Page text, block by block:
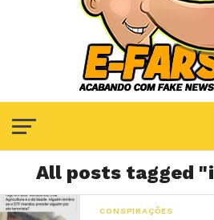
All posts tagged
CONSPIRAÇÕES